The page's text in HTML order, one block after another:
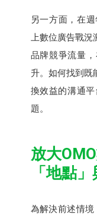
另一方面，在
上數位廣告戰況
品牌競爭流量
升。如何找到既
換效益的溝通
題。
放大
「地點
為解決前述情境